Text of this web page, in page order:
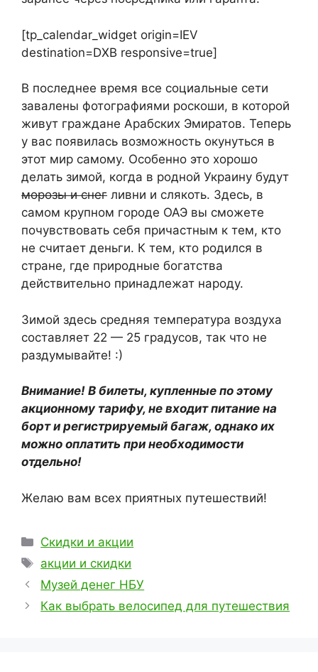
[tp_calendar_widget origin=IEV
destination=DXB responsive=true]
В последнее время все социальные сети
завалены фотографиями роскоши, в которой
живут граждане Арабских Эмиратов. Теперь
у вас появилась возможность окунуться в
этот мир самому. Особенно это хорошо
делать зимой, когда в родной Украину будут
морозы и снег ливни и слякоть. Здесь, в
самом крупном городе ОАЭ вы сможете
почувствовать себя причастным к тем, кто
не считает деньги. К тем, кто родился в
стране, где природные богатства
действительно принадлежат народу.
Зимой здесь средняя температура воздуха
составляет 22 — 25 градусов, так что не
раздумывайте! :)
Внимание! В билеты, купленные по этому
акционному тарифу, не входит питание на
борт и регистрируемый багаж, однако их
можно оплатить при необходимости
отдельно!
Желаю вам всех приятных путешествий!
Рубрики
Скидки и акции
Метки
акции и скидки
Музей денег НБУ
Как выбрать велосипед для путешествия